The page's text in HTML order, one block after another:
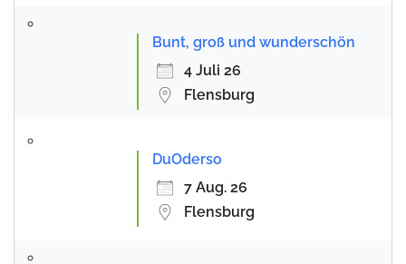
Bunt, groß und wunderschön
4 Juli 26
Flensburg
DuOderso
7 Aug. 26
Flensburg